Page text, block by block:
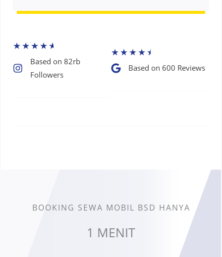
★★★★★
Based on 82rb
Followers​
★★★★★
Based on 600 Reviews​
BOOKING SEWA MOBIL BSD HANYA
1 MENIT